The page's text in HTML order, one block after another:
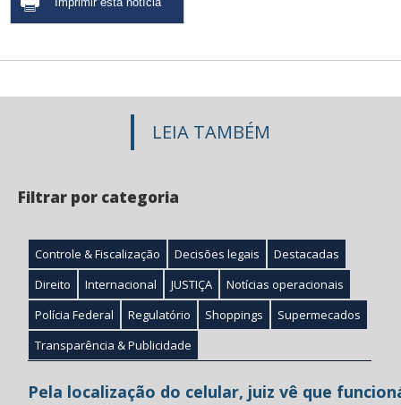
LEIA TAMBÉM
Filtrar por categoria
Controle & Fiscalização Decisões legais
Destacadas
Direito
Internacional JUSTIÇA
Notícias operacionais
Polícia Federal
Regulatório Shoppings
Supermecados
Transparência & Publicidade
Pela localização do celular, juiz vê que